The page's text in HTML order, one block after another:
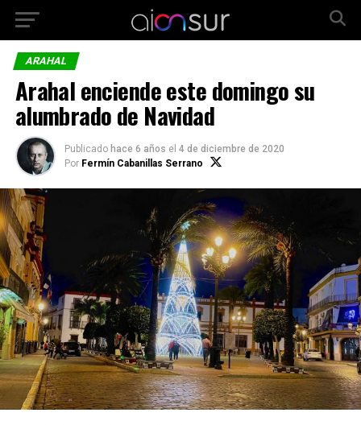
ARAHAL
Arahal enciende este domingo su
alumbrado de Navidad
Publicado hace 6 años el 4 de diciembre de 2020
Por Fermín Cabanillas Serrano